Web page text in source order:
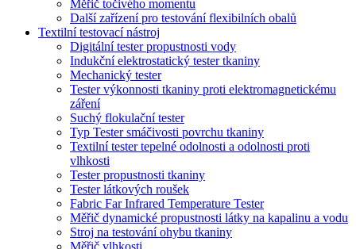
Měřič točivého momentu
Další zařízení pro testování flexibilních obalů
Textilní testovací nástroj
Digitální tester propustnosti vody
Indukční elektrostatický tester tkaniny
Mechanický tester
Tester výkonnosti tkaniny proti elektromagnetickému
záření
Suchý flokulační tester
Typ Tester smáčivosti povrchu tkaniny
Textilní tester tepelné odolnosti a odolnosti proti
vlhkosti
Tester propustnosti tkaniny
Tester látkových roušek
Fabric Far Infrared Temperature Tester
Měřič dynamické propustnosti látky na kapalinu a vodu
Stroj na testování ohybu tkaniny
Měřič vlhkosti